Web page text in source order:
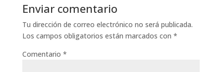
Enviar comentario
Tu dirección de correo electrónico no será publicada.
Los campos obligatorios están marcados con *
Comentario *